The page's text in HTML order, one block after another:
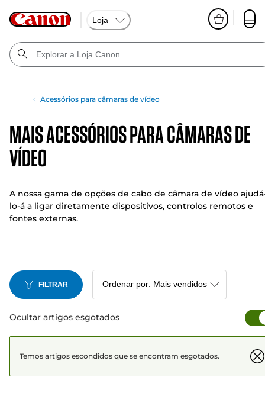
Loja
Acessórios para câmaras de vídeo
Mais acessórios para câmaras de
vídeo
A nossa gama de opções de cabo de câmara de vídeo
lo-á a ligar diretamente dispositivos, controlos remotos e
fontes externas.
FILTRAR
Ocultar artigos esgotados
Temos artigos escondidos que se encontram esgotados.